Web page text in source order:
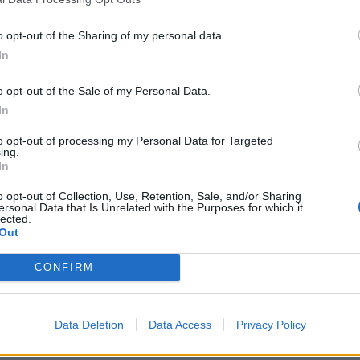
opt-out of the Sharing of my personal data.
opt-out of the Sale of my Personal Data.
opt-out of processing my Personal Data for Targeted
opt-out of Collection, Use, Retention, Sale, and/or Sharing
Data that Is Unrelated with the Purposes for which it
CONFIRM
Data Deletion Data Access Privacy Policy
με αγάπη για τον Δήμο Χανίων και πίστη στις
την πορεία της.
που έχουν γνώση, ικανότητα και όραμα.
πρωτοπόρο πρόγραμμα.
μας για έναν Δήμο για τον οποίο αξίζει